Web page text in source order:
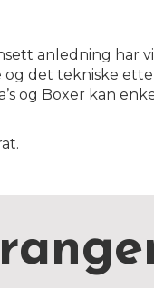
anledning har vi
og det tekniske
og Boxer kan